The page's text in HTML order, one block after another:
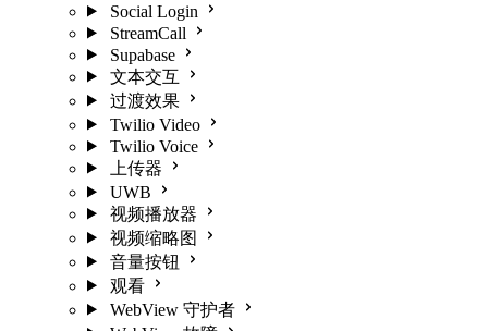
Social Login
StreamCall
Supabase
文本交互
过渡效果
Twilio Video
Twilio Voice
上传器
UWB
视频播放器
视频缩略图
音量按钮
观看
WebView 守护者